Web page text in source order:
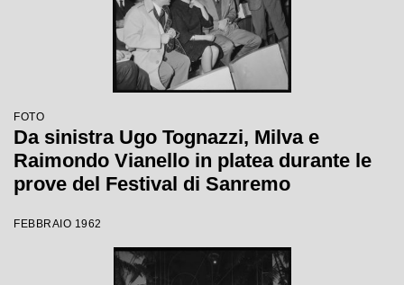
FOTO
Da sinistra Ugo Tognazzi, Milva e
Raimondo Vianello in platea durante le
prove del Festival di Sanremo
FEBBRAIO 1962